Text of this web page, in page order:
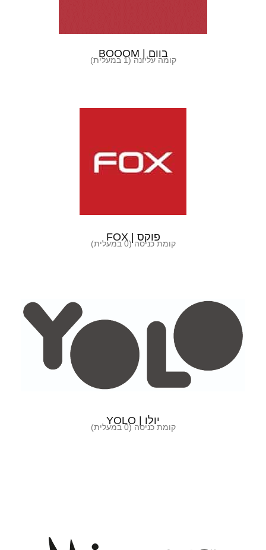
בוום | BOOOM
קומה עליונה (1 במעלית)
פוקס | FOX
קומת כניסה (0 במעלית)
יולו | YOLO
קומת כניסה (0 במעלית)